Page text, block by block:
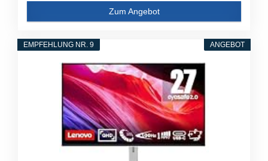
Zum Angebot
ANGEBOT
EMPFEHLUNG NR. 9